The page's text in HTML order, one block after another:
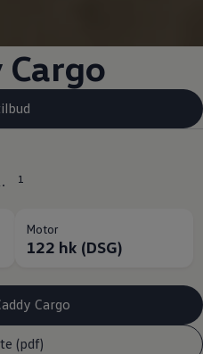
Cargo
1
Motor
122 hk (DSG)
Cargo
(pdf)